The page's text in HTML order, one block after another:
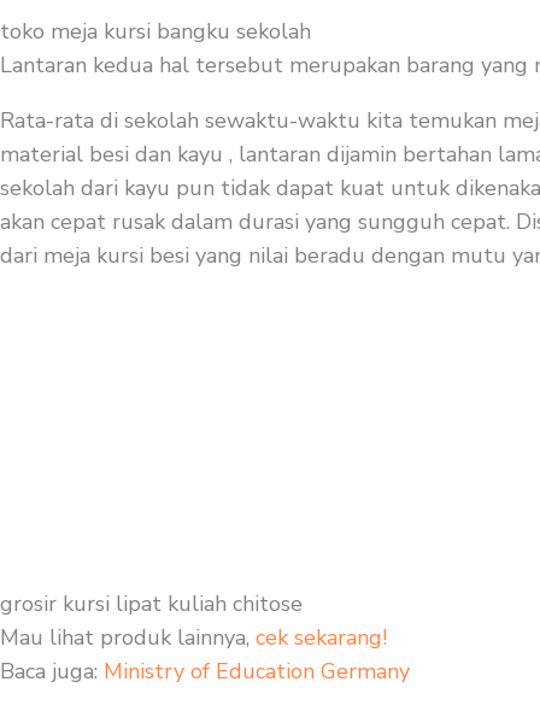
toko meja kursi bangku sekolah
Lantaran kedua hal tersebut merupakan barang
Rata-rata di sekolah sewaktu-waktu kita temukan
material besi dan kayu , lantaran dijamin bertahan
sekolah dari kayu pun tidak dapat kuat untuk
akan cepat rusak dalam durasi yang sungguh cepat.
dari meja kursi besi yang nilai beradu dengan mutu
grosir kursi lipat kuliah chitose
Mau lihat produk lainnya, cek sekarang!
Baca juga: Ministry of Education Germany